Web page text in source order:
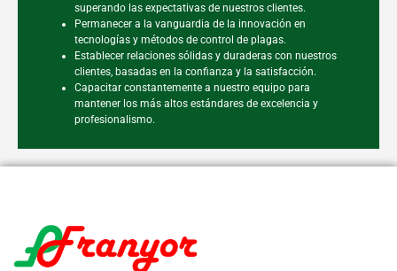
superando las expectativas de nuestros clientes.
Permanecer a la vanguardia de la innovación en
tecnologías y métodos de control de plagas.
Establecer relaciones sólidas y duraderas con nuestros
clientes, basadas en la confianza y la satisfacción.
Capacitar constantemente a nuestro equipo para
mantener los más altos estándares de excelencia y
profesionalismo.